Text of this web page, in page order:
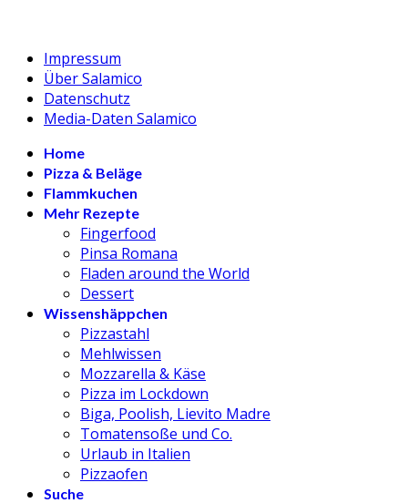
Impressum
Über Salamico
Datenschutz
Media-Daten Salamico
Home
Pizza & Beläge
Flammkuchen
Mehr Rezepte
Fingerfood
Pinsa Romana
Fladen around the World
Dessert
Wissenshäppchen
Pizzastahl
Mehlwissen
Mozzarella & Käse
Pizza im Lockdown
Biga, Poolish, Lievito Madre
Tomatensoße und Co.
Urlaub in Italien
Pizzaofen
Suche